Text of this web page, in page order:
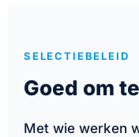
SELECTIEBELEID
Goed om
Met wie werken